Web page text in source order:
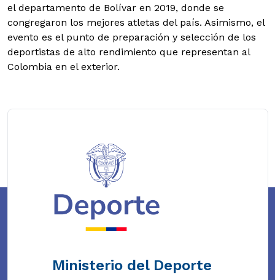
el departamento de Bolívar en 2019, donde se
congregaron los mejores atletas del país. Asimismo, el
evento es el punto de preparación y selección de los
deportistas de alto rendimiento que representan al
Colombia en el exterior.
Ministerio del Deporte